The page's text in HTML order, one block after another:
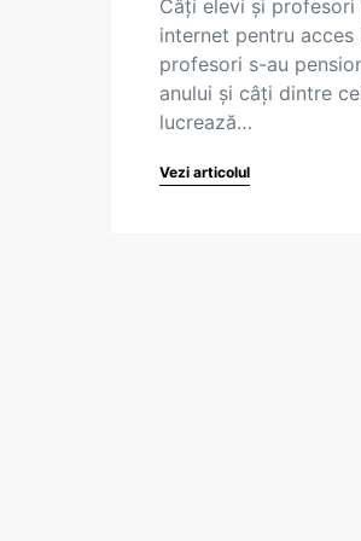
Câți elevi și
internet pentru
profesori s-au
anului și câți dintre
lucrează…
Vezi articolul